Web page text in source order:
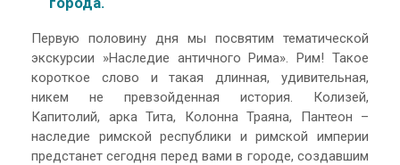
города.
Первую половину дня мы посвятим тематической
экскурсии »Наследие античного Рима». Рим! Такое
короткое слово и такая длинная, удивительная,
никем не превзойденная история. Колизей,
Капитолий, арка Тита, Колонна Траяна, Пантеон –
наследие римской республики и римской империи
предстанет сегодня перед вами в городе, создавшим